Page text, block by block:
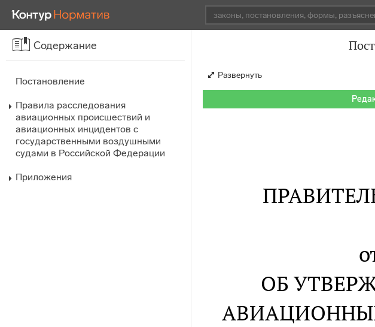
Содержание
Постановление
Правила расследования
авиационных происшествий и
авиационных инцидентов с
государственными воздушными
судами в Российской Федерации
Приложения
Развернуть
ОБ